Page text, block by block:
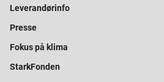
Leverandørinfo
Presse
Fokus på klima
StarkFonden